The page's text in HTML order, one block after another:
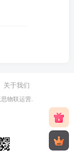
关于我们
物联运营.